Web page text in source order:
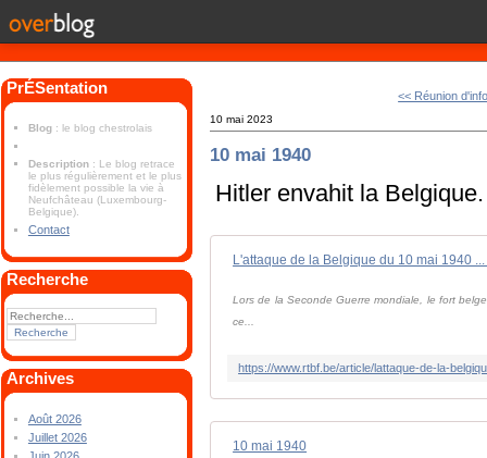
PrÉSentation
Blog : le blog chestrolais
Description : Le blog retrace
le plus régulièrement et le plus
fidèlement possible la vie à
Neufchâteau (Luxembourg-
Belgique).
Contact
Recherche
Archives
Août 2026
Juillet 2026
<< Réunion
10 mai 2023
10 mai 1940
Hitler envahit la Belgique.
​​​​​​​L'attaque de la Belgique du 10 mai 1940
Lors de la Seconde Guerre mondiale, le fort
ce...
10 mai 1940